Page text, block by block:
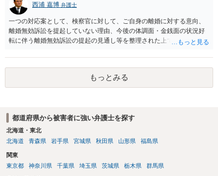
西浦 嘉博 弁護士
一つの対応案として、検察官に対して、ご自身の離婚に対する意向、
離婚無効訴訟を提起していない理由、今後の体調面・金銭面の状況好
転に伴う離婚無効訴訟の提起の見通し等を整理された上で、書面とし
検察官の処分判断の際、相談者さんの意向を示す証拠の一つとして位
置づけられる様に思われます。 より詳細についてお聞きになりたい場
合、最寄りの法律事務所での相談を検討ください
もっとみる
都道府県から被害者に強い弁護士を探す
北海道・東北
北海道
青森県 岩手県 宮城県 秋田県 山形県 福島県
関東
東京都
神奈川県 千葉県 埼玉県 茨城県 栃木県 群馬県